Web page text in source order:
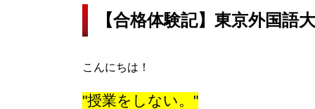
【合格体験記】東京外国語
こんにちは！
"授業をしない。"